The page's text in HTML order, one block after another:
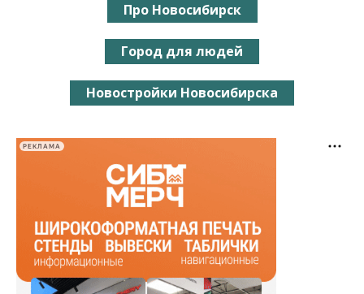
Про Новосибирск
Город для людей
Новостройки Новосибирска
РЕКЛАМА